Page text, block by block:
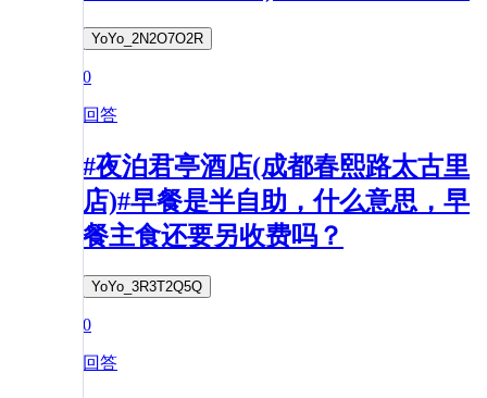
YoYo_2N2O7O2R
0
回答
#夜泊君亭酒店(成都春熙路太古里
店)#早餐是半自助，什么意思，早
餐主食还要另收费吗？
YoYo_3R3T2Q5Q
0
回答